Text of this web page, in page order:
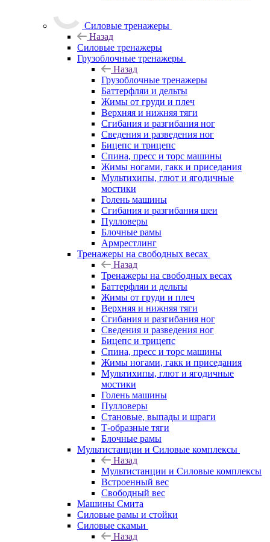
Силовые тренажеры
Назад
Силовые тренажеры
Грузоблочные тренажеры
Назад
Грузоблочные тренажеры
Баттерфляи и дельты
Жимы от груди и плеч
Верхняя и нижняя тяги
Сгибания и разгибания ног
Сведения и разведения ног
Бицепс и трицепс
Спина, пресс и торс машины
Жимы ногами, гакк и приседания
Мультихипы, глют и ягодичные
мостики
Голень машины
Сгибания и разгибания шеи
Пулловеры
Блочные рамы
Армрестлинг
Тренажеры на свободных весах
Назад
Тренажеры на свободных весах
Баттерфляи и дельты
Жимы от груди и плеч
Верхняя и нижняя тяги
Сгибания и разгибания ног
Сведения и разведения ног
Бицепс и трицепс
Спина, пресс и торс машины
Жимы ногами, гакк и приседания
Мультихипы, глют и ягодичные
мостики
Голень машины
Пулловеры
Становые, выпады и шраги
Т-образные тяги
Блочные рамы
Мультистанции и Силовые комплексы
Назад
Мультистанции и Силовые комплексы
Встроенный вес
Свободный вес
Машины Смита
Силовые рамы и стойки
Силовые скамьи
Назад